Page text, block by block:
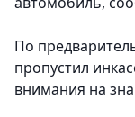
По
пропустил
внимания на